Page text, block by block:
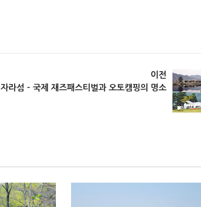
이전
자라섬 - 국제 재즈패스티벌과 오토캠핑의 명소